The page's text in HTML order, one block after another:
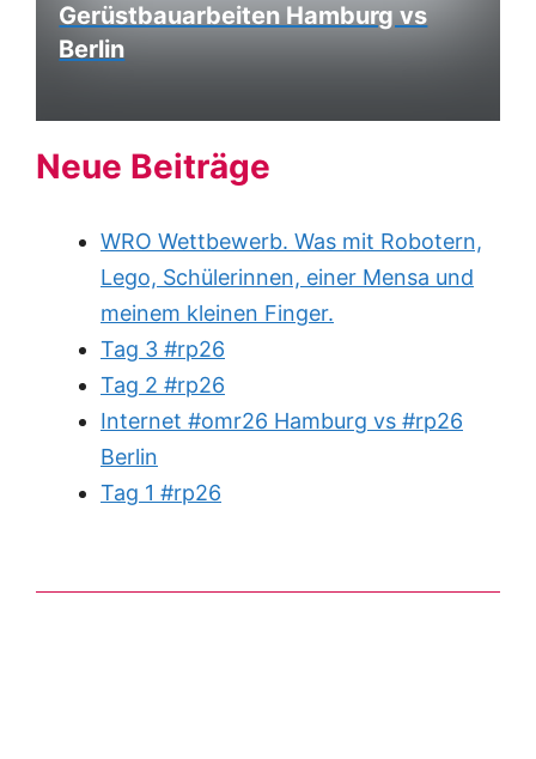
Gerüstbauarbeiten Hamburg vs
Berlin
Neue Beiträge
WRO Wettbewerb. Was mit Robotern,
Lego, Schülerinnen, einer Mensa und
meinem kleinen Finger.
Tag 3 #rp26
Tag 2 #rp26
Internet #omr26 Hamburg vs #rp26
Berlin
Tag 1 #rp26